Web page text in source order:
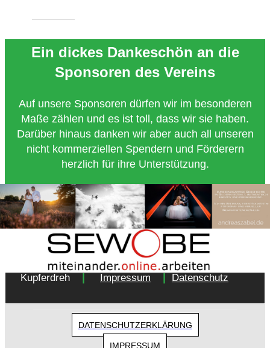
Ein dickes Dankeschön an die
Sponsoren des Vereins
Auf unsere Sponsoren dürfen wir im besonderen
Maße zählen und es ist toll, dass wir sie haben.
Darüber hinaus danken wir aber auch all unseren
nicht kommerziellen Spendern und Förderern
herzlich für ihre Unterstützung.
Copyright 2018 - Turnverein 1877 e.V. Essen-
Kupferdreh
Impressum Datenschutz
DATENSCHUTZERKLÄRUNG
IMPRESSUM